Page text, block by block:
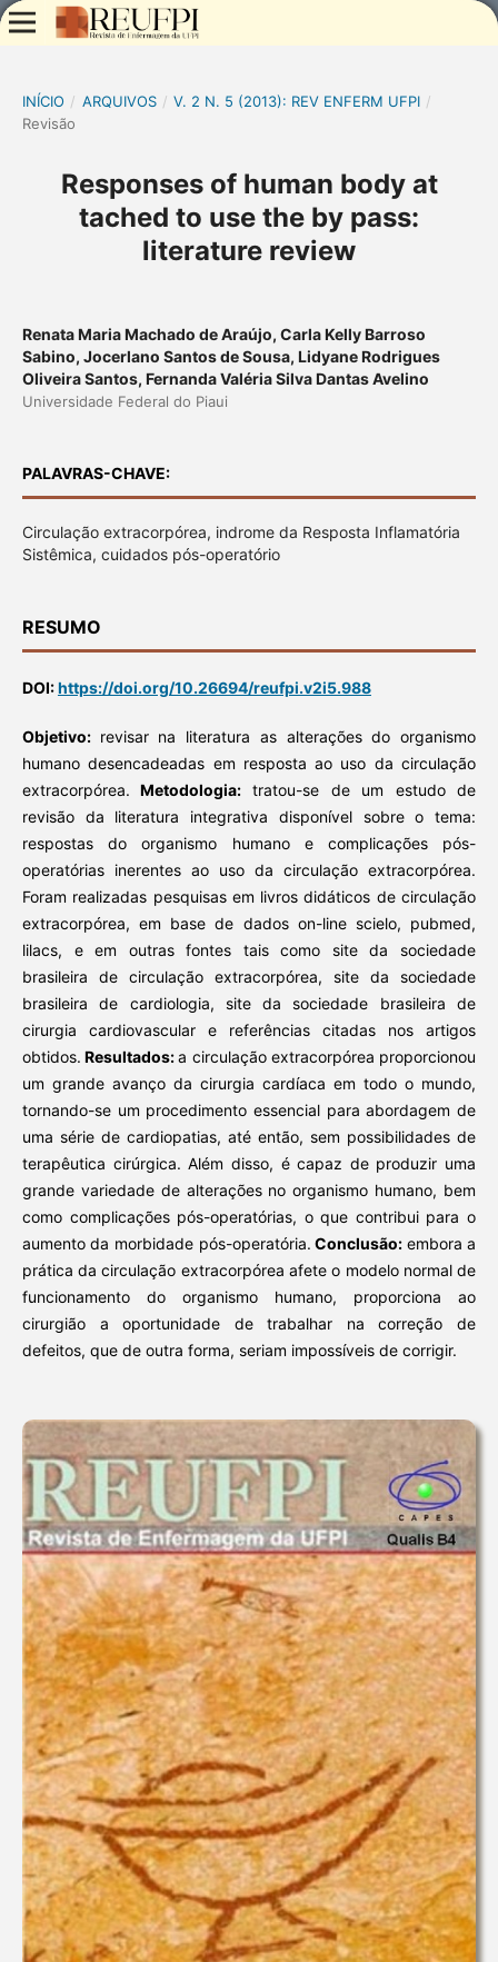
INÍCIO / ARQUIVOS / V. 2 N. 5 (2013): REV ENFERM UFPI /
Revisão
Responses of human body at
tached to use the by pass:
literature review
Renata Maria Machado de Araújo, Carla Kelly Barroso
Sabino, Jocerlano Santos de Sousa, Lidyane Rodrigues
Oliveira Santos, Fernanda Valéria Silva Dantas Avelino
Universidade Federal do Piaui
PALAVRAS-CHAVE:
Circulação extracorpórea, indrome da Resposta Inflamatória
Sistêmica, cuidados pós-operatório
RESUMO
DOI:https://doi.org/10.26694/reufpi.v2i5.988
Objetivo: revisar na literatura as alterações do organismo
humano desencadeadas em resposta ao uso da circulação
extracorpórea. Metodologia: tratou-se de um estudo de
revisão da literatura integrativa disponível sobre o tema:
respostas do organismo humano e complicações pós-
operatórias inerentes ao uso da circulação extracorpórea.
Foram realizadas pesquisas em livros didáticos de circulação
extracorpórea, em base de dados on-line scielo, pubmed,
lilacs, e em outras fontes tais como site da sociedade
brasileira de circulação extracorpórea, site da sociedade
brasileira de cardiologia, site da sociedade brasileira de
cirurgia cardiovascular e referências citadas nos artigos
obtidos. Resultados:a circulação extracorpórea proporcionou
um grande avanço da cirurgia cardíaca em todo o mundo,
tornando-se um procedimento essencial para abordagem de
uma série de cardiopatias, até então, sem possibilidades de
terapêutica cirúrgica. Além disso, é capaz de produzir uma
grande variedade de alterações no organismo humano, bem
como complicações pós-operatórias, o que contribui para o
aumento da morbidade pós-operatória. Conclusão: embora a
prática da circulação extracorpórea afete o modelo normal de
funcionamento do organismo humano, proporciona ao
cirurgião a oportunidade de trabalhar na correção de
defeitos, que de outra forma, seriam impossíveis de corrigir.